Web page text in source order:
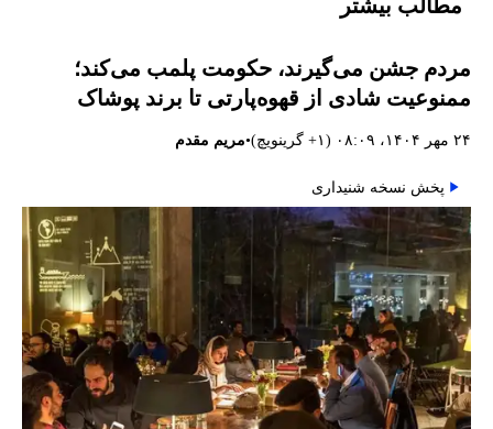
مطالب بیشتر
مردم جشن می‌گیرند، حکومت پلمب می‌کند؛
ممنوعیت شادی از قهوه‌پارتی تا برند پوشاک
۲۴ مهر ۱۴۰۴، ۰۸:۰۹ (‎+۱ گرینویچ) •مریم مقدم
پخش نسخه شنیداری